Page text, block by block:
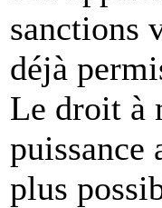
sanctions
déjà
Le droit à
puissance
plus